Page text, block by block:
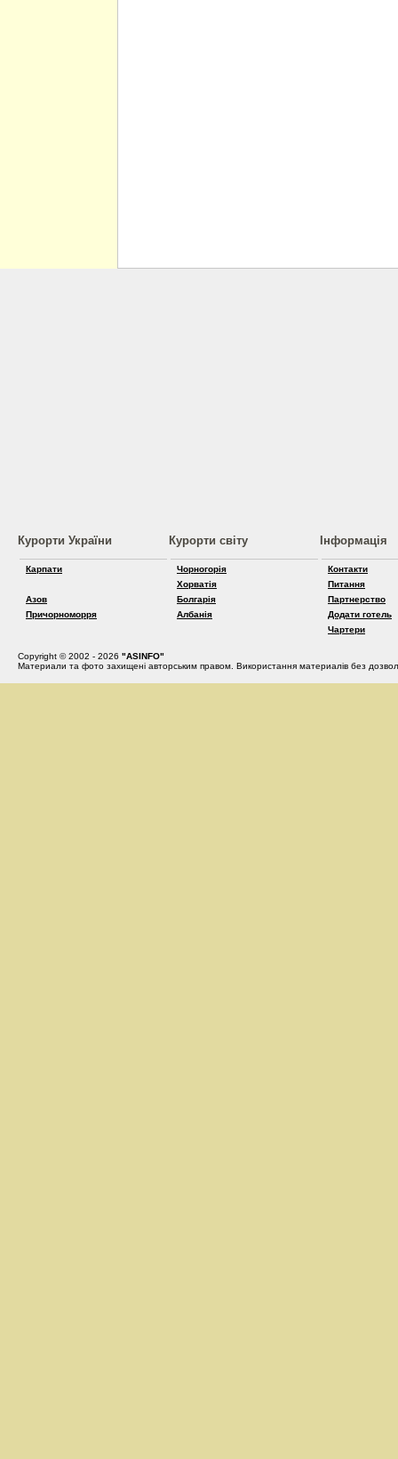
Курорти України
Карпати
Азов
Причорноморря
Курорти світу
Чорногорія
Хорватія
Болгарія
Албанія
Інформація
Контакти
Питання
Партнерство
Додати готель
Чартери
Copyright © 2002 - 2026 "ASINFO"
Материали та фото захищені авторським правом. Використання материалів без